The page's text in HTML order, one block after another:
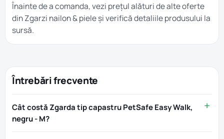
Înainte de a comanda, vezi prețul alături de alte oferte
dinZgarzi nailon & pieleși verifică detaliile produsului la
sursă.
Întrebări frecvente
Cât costă Zgarda tip capastru PetSafe Easy Walk,
negru - M?